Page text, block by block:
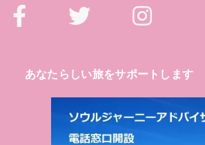
あなたらしい旅をサポートします